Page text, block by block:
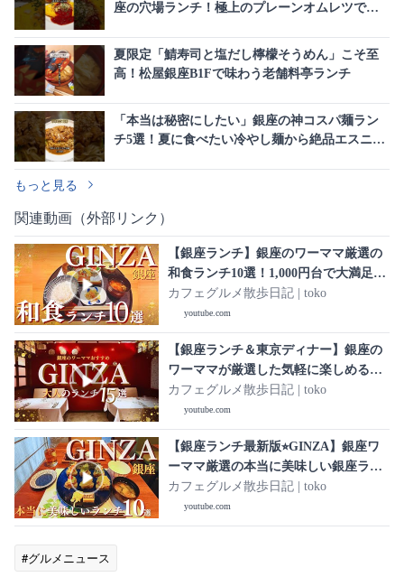
座の穴場ランチ！極上のプレーンオムレツで上
夏限定「鯖寿司と塩だし檸檬そうめん」こそ至
高！松屋銀座B1Fで味わう老舗料亭ランチ
「本当は秘密にしたい」銀座の神コスパ麺ラン
チ5選！夏に食べたい冷やし麺から絶品エスニッ
もっと見る
関連動画（外部リンク）
【銀座ランチ】銀座のワーママ厳選の
和食ランチ10選！1,000円台で大満足の
ランチを集めました♡夜は高級な銀座
のお店が提供する上質でコスパ最高の
和食膳！
カフェグルメ散歩日記 | toko
youtube.com
【銀座ランチ＆東京ディナー】銀座の
ワーママが厳選した気軽に楽しめる銀
座ランチ10選💖大人デートにおすすめ
の東京ディナー5選✨
カフェグルメ散歩日記 | toko
youtube.com
【銀座ランチ最新版⭐︎GINZA】銀座ワ
ーママ厳選の本当に美味しい銀座ラン
チ最新版♡GINZA lunch♡
カフェグルメ散歩日記 | toko
youtube.com
#グルメニュース